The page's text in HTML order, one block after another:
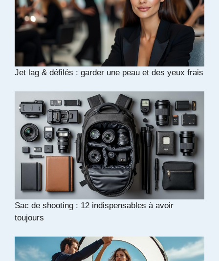
Jet lag & défilés : garder une peau et des yeux frais
Sac de shooting : 12 indispensables à avoir
toujours